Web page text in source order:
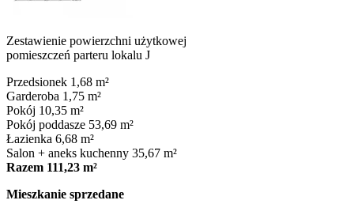
Zestawienie powierzchni użytkowej
pomieszczeń parteru lokalu J
Przedsionek 1,68 m²
Garderoba 1,75 m²
Pokój 10,35 m²
Pokój poddasze 53,69 m²
Łazienka 6,68 m²
Salon + aneks kuchenny 35,67 m²
Razem 111,23 m²
Mieszkanie sprzedane